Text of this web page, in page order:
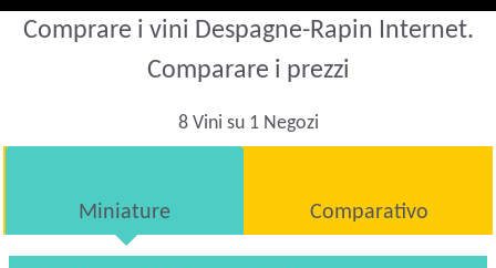
Comprare i vini Despagne-Rapin Internet.
Comparare i prezzi
8 Vini su 1 Negozi
Miniature Comparativo